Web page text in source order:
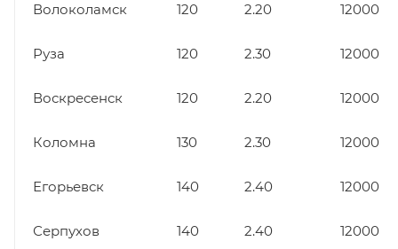
Волоколамск 120 2.20 12000
Руза 120 2.30 12000
Воскресенск 120 2.20 12000
Коломна 130 2.30 12000
Егорьевск 140 2.40 12000
Серпухов 140 2.40 12000